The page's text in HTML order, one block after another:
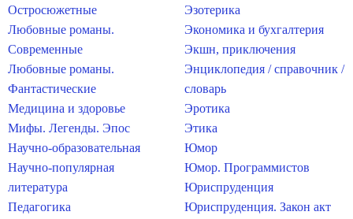
Остросюжетные
Любовные романы.
Современные
Любовные романы.
Фантастические
Медицина и здоровье
Мифы. Легенды. Эпос
Научно-образовательная
Научно-популярная
литература
Педагогика
Эзотерика
Экономика и бухгалтерия
Экшн, приключения
Энциклопедия / справочник /
словарь
Эротика
Этика
Юмор
Юмор. Программистов
Юриспруденция
Юриспруденция. Закон акт